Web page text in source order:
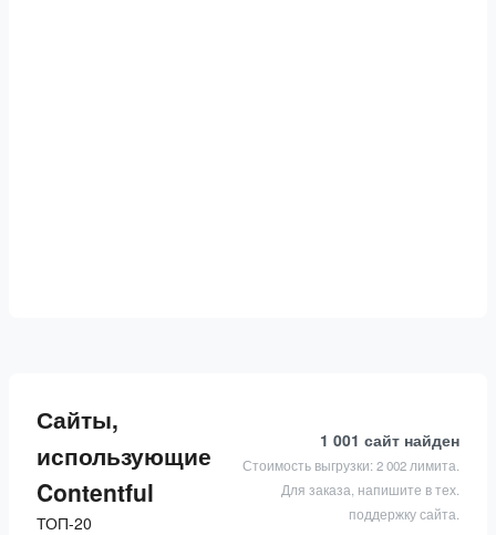
Сайты,
использующие
Contentful
ТОП-20
1 001 сайт найден
Стоимость выгрузки: 2 002 лимита.
Для заказа, напишите в тех.
поддержку сайта.